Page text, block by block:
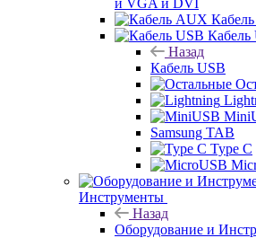
и VGA и DVI
Кабель
Назад
Кабель USB
Samsung TAB
Type C
Инструменты
Назад
Оборудование и